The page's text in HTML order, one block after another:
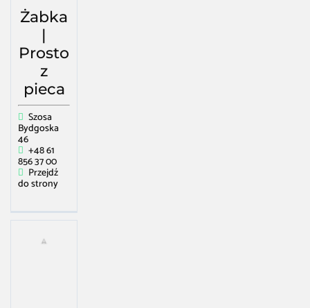
Żabka
|
Prosto
z
pieca
Szosa
Bydgoska
46
+48 61
856 37 00
Przejdź
do strony